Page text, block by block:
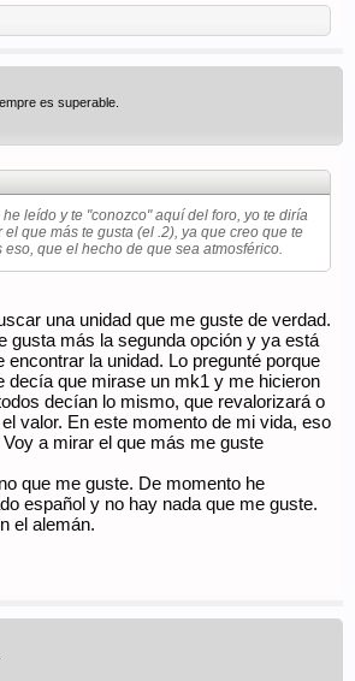
es superable.
he leído y te "conozco" aquí del foro, yo te diría
el que más te gusta (el .2), ya que creo que te
eso, que el hecho de que sea atmosférico.
una unidad que me guste de verdad.
gusta más la segunda opción y ya está
encontrar la unidad. Lo pregunté porque
decía que mirase un mk1 y me hicieron
decían lo mismo, que revalorizará o
valor. En este momento de mi vida, eso
a mirar el que más me guste
que me guste. De momento he
español y no hay nada que me guste.
el alemán.